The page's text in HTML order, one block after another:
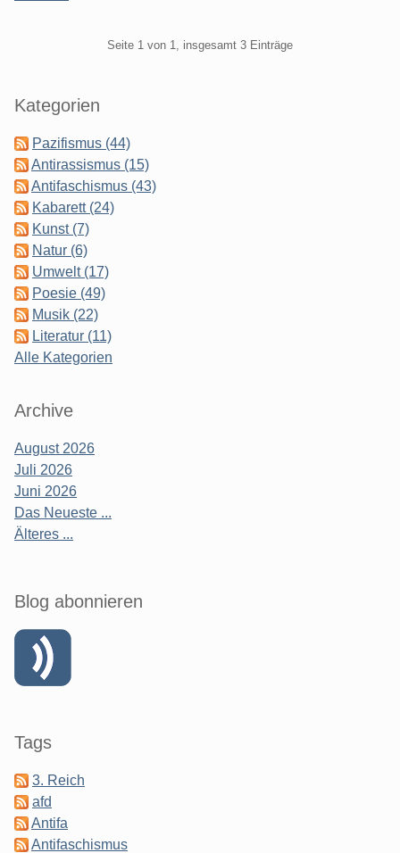
Seite 1 von 1, insgesamt 3 Einträge
Seitenleiste
Kategorien
Pazifismus (44)
Antirassismus (15)
Antifaschismus (43)
Kabarett (24)
Kunst (7)
Natur (6)
Umwelt (17)
Poesie (49)
Musik (22)
Literatur (11)
Alle Kategorien
Archive
August 2026
Juli 2026
Juni 2026
Das Neueste ...
Älteres ...
Blog abonnieren
Tags
3. Reich
afd
Antifa
Antifaschismus